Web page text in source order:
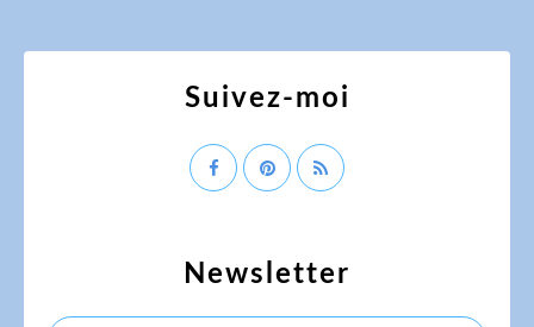
Newsletter
Suivez-moi